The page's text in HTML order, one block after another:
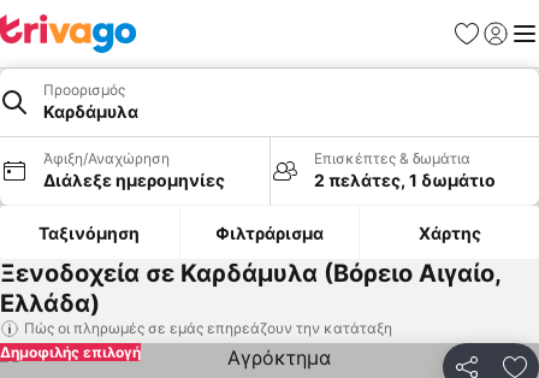
Προορισμός
Καρδάμυλα
Άφιξη/Αναχώρηση
Διάλεξε ημερομηνίες
Επισκέπτες & δωμάτια
2 πελάτες, 1 δωμάτιο
Ταξινόμηση Φιλτράρισμα Χάρτης
Ξενοδοχεία σε Καρδάμυλα (Βόρειο Αιγαίο,
Ελλάδα)
Πώς οι πληρωμές σε εμάς επηρεάζουν την κατάταξη
Δημοφιλής επιλογή